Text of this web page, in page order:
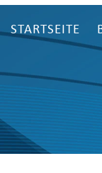
STARTSEITE